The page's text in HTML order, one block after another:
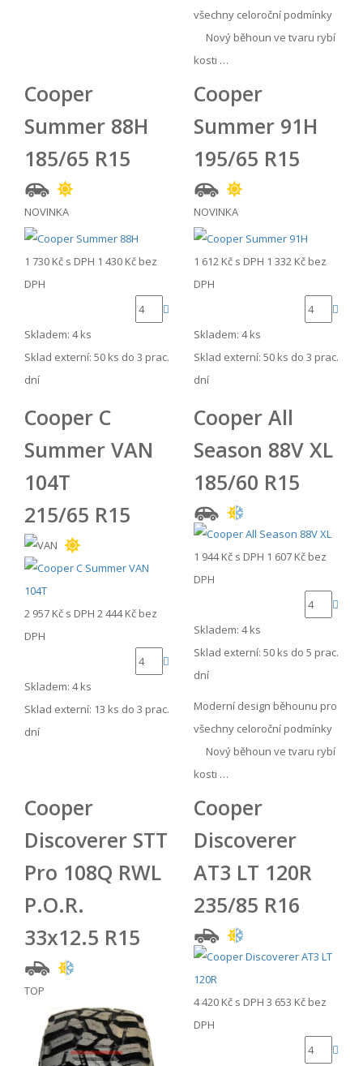
všechny celoroční podmínky
Nový běhoun ve tvaru rybí
kosti …
Cooper
Summer 88H
185/65 R15
NOVINKA
1 730 Kč s DPH 1 430 Kč bez
DPH
Skladem: 4 ks
Sklad externí: 50 ks do 3 prac.
dní
Cooper
Summer 91H
195/65 R15
NOVINKA
1 612 Kč s DPH 1 332 Kč bez
DPH
Skladem: 4 ks
Sklad externí: 50 ks do 3 prac.
dní
Cooper C
Summer VAN
104T
215/65 R15
2 957 Kč s DPH 2 444 Kč bez
DPH
Skladem: 4 ks
Sklad externí: 13 ks do 3 prac.
dní
Cooper All
Season 88V XL
185/60 R15
1 944 Kč s DPH 1 607 Kč bez
DPH
Skladem: 4 ks
Sklad externí: 50 ks do 5 prac.
dní
Moderní design běhounu pro
všechny celoroční podmínky
Nový běhoun ve tvaru rybí
kosti …
Cooper
Discoverer STT
Pro 108Q RWL
P.O.R.
33x12.5 R15
TOP
Cooper
Discoverer
AT3 LT 120R
235/85 R16
4 420 Kč s DPH 3 653 Kč bez
DPH